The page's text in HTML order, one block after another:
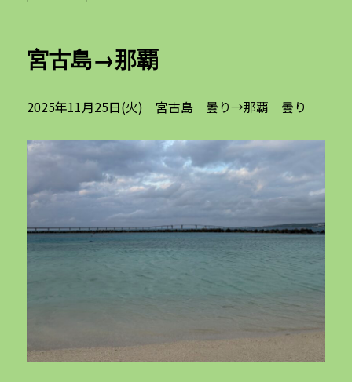
宮古島→那覇
2025年11月25日(火) 宮古島 曇り→那覇 曇り